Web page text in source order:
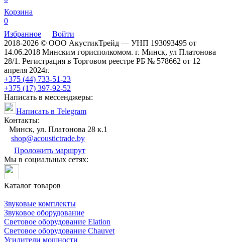
Корзина
0
Избранное
Войти
2018-2026 © ООО АкустикТрейд — УНП 193093495 от
14.06.2018 Минским горисполкомом. г. Минск, ул Платонова
28/1. Регистрация в Торговом реестре РБ № 578662 от 12
апреля 2024г.
+375 (44) 733-51-23
+375 (17) 397-92-52
Написать в мессенджеры:
Написать в Telegram
Контакты:
Минск, ул. Платонова 28 к.1
shop@acoustictrade.by
Проложить маршрут
Мы в социальных сетях:
Каталог товаров
Звуковые комплекты
Звуковое оборудование
Световое оборудование Elation
Cветовое оборудование Chauvet
Усилители мощности